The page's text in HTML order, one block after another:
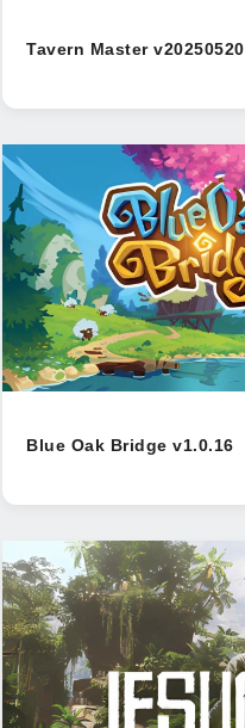
Tavern Master v20250520
Blue Oak Bridge v1.0.16